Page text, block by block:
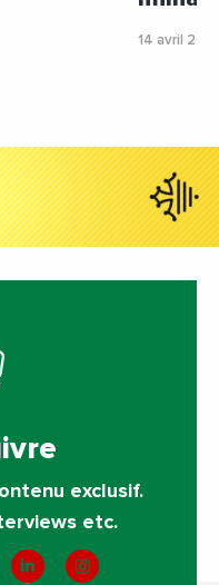
14 avril
exclusif.
etc.